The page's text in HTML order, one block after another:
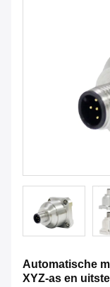
Automatische
XYZ-as en